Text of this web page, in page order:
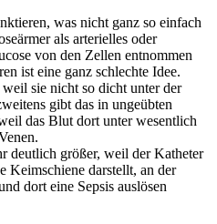
was nicht ganz so einfach
als arterielles oder
von den Zellen entnommen
ist eine ganz schlechte Idee.
sie nicht so dicht unter der
gibt das in ungeübten
das Blut dort unter wesentlich
deutlich größer, weil der Katheter
Keimschiene darstellt, an der
dort eine Sepsis auslösen